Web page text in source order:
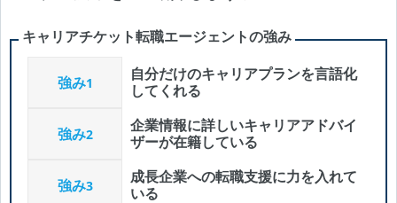
キャリアチケット転職エージェントの強み
強み1
自分だけのキャリアプランを言語化
してくれる
強み2
企業情報に詳しいキャリアアドバイ
ザーが在籍している
強み3
成長企業への転職支援に力を入れて
いる